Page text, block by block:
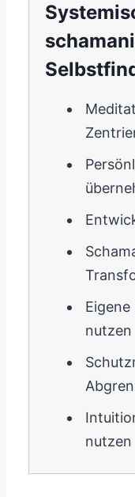
nutzen
nutzen